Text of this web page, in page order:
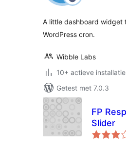
A little dashboard widget
WordPress cron.
Wibble Labs
10+ actieve
Getest met 7.0.3
FP
Slider